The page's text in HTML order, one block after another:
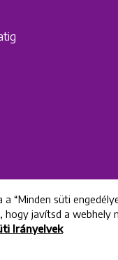
“Minden süti
hogy javítsd a
Irányelvek